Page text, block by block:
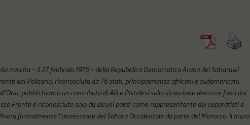
nascita – il 27 febbraio 1976 – della Repubblica Democratica Araba dei Saharawi
del Polisario, riconosciuta da 76 stati, principalmente africani e sudamericani,
pubblichiamo un contributo di Alice Pistolesi sulla situazione dentro e fuori dai
Fronte è riconosciuto solo da alcuni paesi come rappresentante dei separatisti e
formalmente l’annessione del Sahara Occidentale da parte del Marocco. Il muro